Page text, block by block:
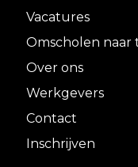
Vacatures
Omscholen naar
Over ons
Werkgevers
Contact
Inschrijven